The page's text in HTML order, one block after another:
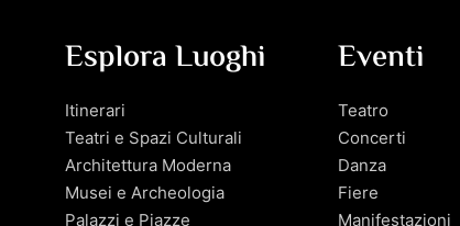
Esplora Luoghi
Itinerari
Teatri e Spazi Culturali
Architettura Moderna
Musei e Archeologia
Palazzi e Piazze
Eventi
Teatro
Concerti
Danza
Fiere
Manifestazioni